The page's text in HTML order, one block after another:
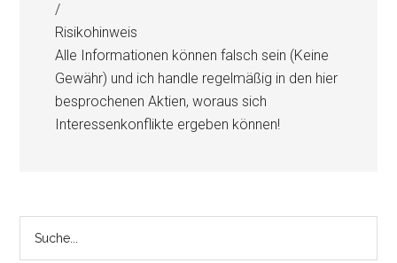
/
Risikohinweis
Alle Informationen können falsch sein (Keine
Gewähr) und ich handle regelmäßig in den hier
besprochenen Aktien, woraus sich
Interessenkonflikte ergeben können!